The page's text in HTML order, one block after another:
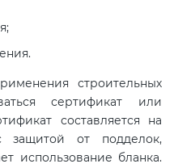
строительных
сертификат или
составляется на
защитой от подделок,
использование бланка.